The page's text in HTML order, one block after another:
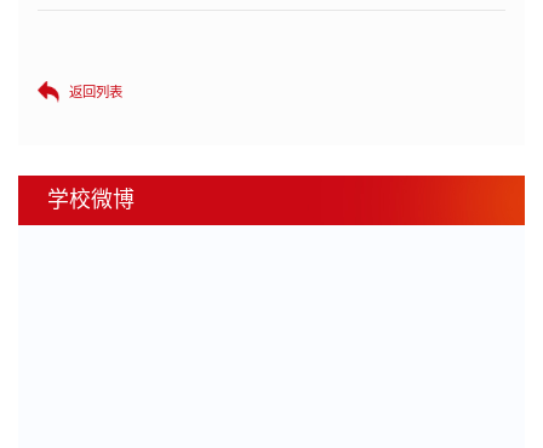
返回列表
学校微博